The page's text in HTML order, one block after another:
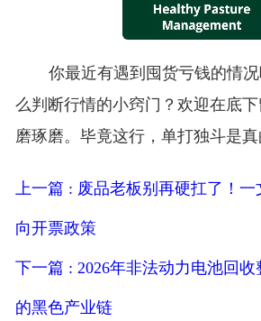
你最近有遇到囤货亏钱的情
么判断行情的小窍门？欢迎在底
磨琢磨。毕竟这行，单打独斗是真
上一篇 : 废品老板别再硬扛了！一
向开票政策
下一篇 : 2026年非法动力电池回收
的黑色产业链